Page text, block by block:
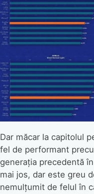
Dar măcar la capitolul
fel de performant
generația precedentă
mai jos, dar este greu
nemulțumit de felul în